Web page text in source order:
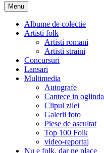
Menu Skip
to
content
Albume de colectie
Artisti folk
Artisti romani
Artisti straini
Concursuri
Lansari
Multimedia
Autografe
Cantece in oglinda
Clipul zilei
Galerii foto
Piese de ascultat
Top 100 Folk
video-reportaj
Nu e folk, dar ne place